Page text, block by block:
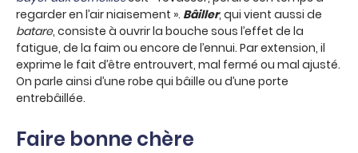
regarder en l’air niaisement ». Bâiller, qui vient aussi de
batare, consiste à ouvrir la bouche sous l’effet de la
fatigue, de la faim ou encore de l’ennui. Par extension, il
exprime le fait d’être entrouvert, mal fermé ou mal ajusté.
On parle ainsi d’une robe qui bâille ou d’une porte
entrebâillée.
Faire bonne chère